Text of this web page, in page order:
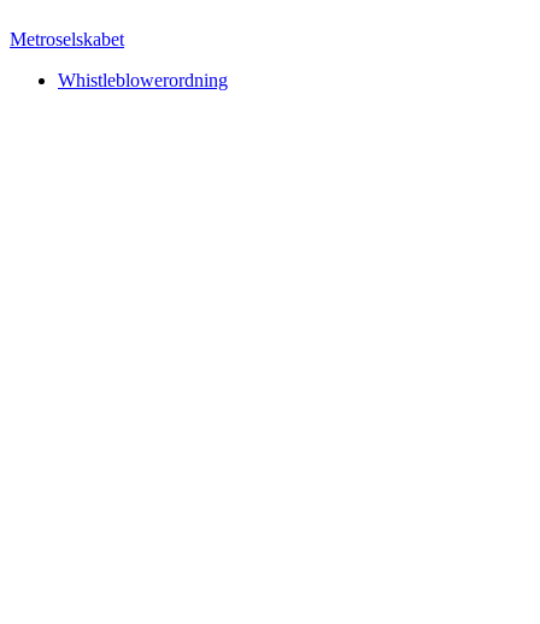
Metroselskabet
Whistleblowerordning